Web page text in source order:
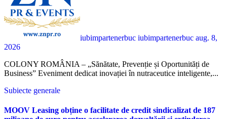
iubimpartenerbuc iubimpartenerbuc aug. 8,
2026
COLONY ROMÂNIA – „Sănătate, Prevenție și Oportunități de
Business” Eveniment dedicat inovației în nutraceutice inteligente,...
Subiecte generale
MOOV Leasing obține o facilitate de credit sindicalizat de 187